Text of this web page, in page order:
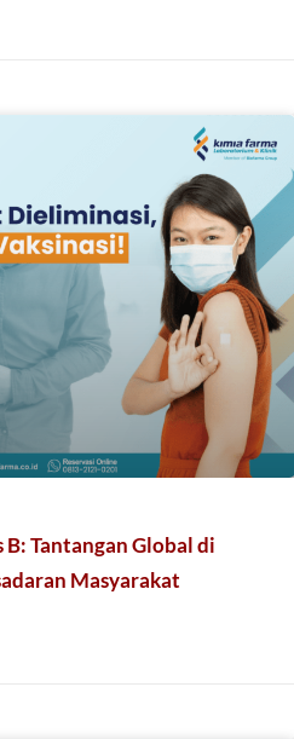
Tantangan Global di
Masyarakat